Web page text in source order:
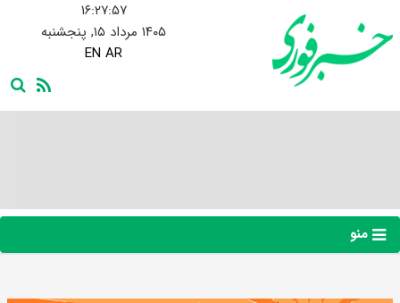
۱۶:۲۷:۵۸
۱۴۰۵ مرداد ۱۵, پنجشنبه
EN AR
منو